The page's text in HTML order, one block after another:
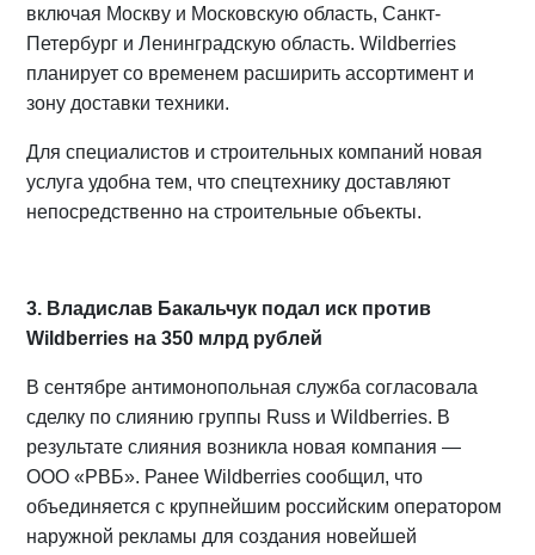
включая Москву и Московскую область, Санкт-
Петербург и Ленинградскую область. Wildberries
планирует со временем расширить ассортимент и
зону доставки техники.
Для специалистов и строительных компаний новая
услуга удобна тем, что спецтехнику доставляют
непосредственно на строительные объекты.
3. Владислав Бакальчук подал иск против
Wildberries на 350 млрд рублей
В сентябре антимонопольная служба согласовала
сделку по слиянию группы Russ и Wildberries. В
результате слияния возникла новая компания —
ООО «РВБ». Ранее Wildberries сообщил, что
объединяется с крупнейшим российским оператором
наружной рекламы для создания новейшей